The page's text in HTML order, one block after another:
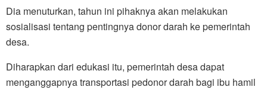
Dia menuturkan, tahun ini pihaknya akan melakukan
sosialisasi tentang pentingnya donor darah ke pemerintah
desa.
Diharapkan dari edukasi itu, pemerintah desa dapat
menganggapnya transportasi pedonor darah bagi ibu hamil